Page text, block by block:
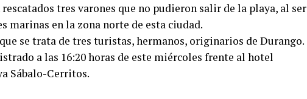
tres varones que no pudieron salir de la playa, al ser
marinas en la zona norte de esta ciudad.
se trata de tres turistas, hermanos, originarios de Durango.
a las 16:20 horas de este miércoles frente al hotel
Sábalo-Cerritos.